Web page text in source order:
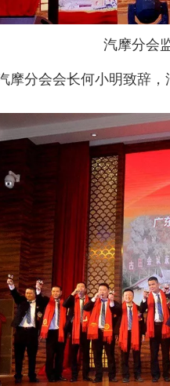
汽摩分会
摩分会会长何小明致辞